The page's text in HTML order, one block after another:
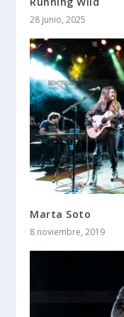
28 junio, 2025
Marta Soto
8 noviembre, 2019